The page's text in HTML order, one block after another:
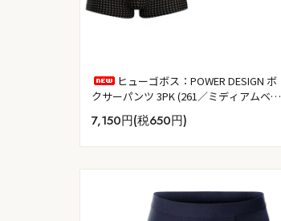
ヒューゴボス：POWER DESIGN ボ
クサーパンツ 3PK (261／ミディアムベー
7,150円(税650円)